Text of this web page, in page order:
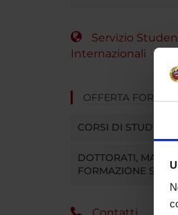
Servizio
Internazionali
OFFERTA
CORSI DI STUDIO
DOTTORATI, MASTER
FORMAZIONE